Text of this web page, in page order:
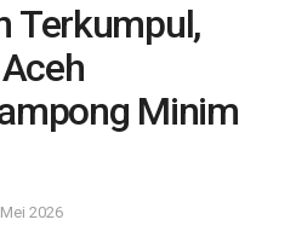
Terkumpul,
Minim
2026